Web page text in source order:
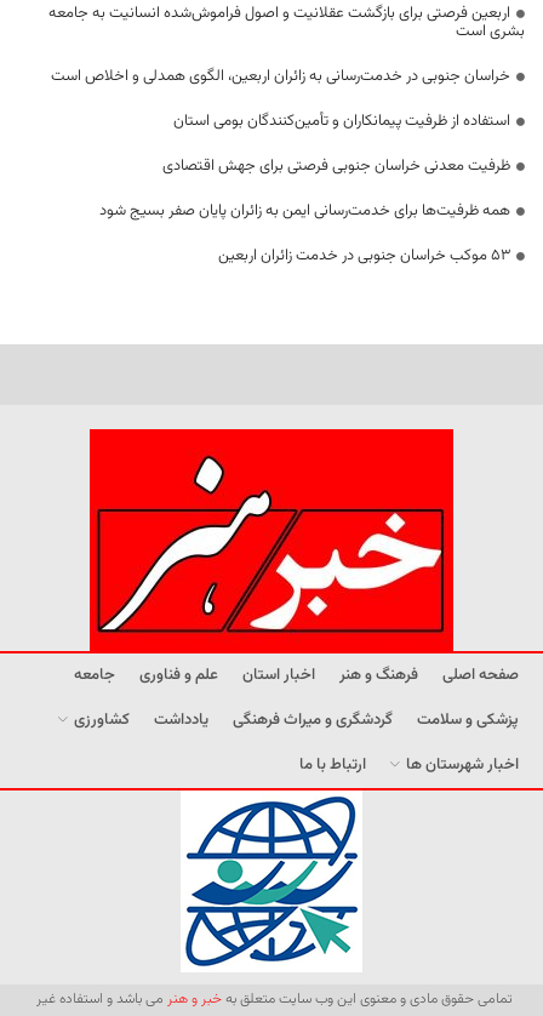
اربعین فرصتی برای بازگشت عقلانیت و اصول فراموش‌شده انسانیت به جامعه
بشری است
خراسان جنوبی در خدمت‌رسانی به زائران اربعین، الگوی همدلی و اخلاص است
استفاده از ظرفیت پیمانکاران و تأمین‌کنندگان بومی استان
ظرفیت معدنی خراسان جنوبی فرصتی برای جهش اقتصادی
همه ظرفیت‌ها برای خدمت‌رسانی ایمن به زائران پایان صفر بسیج شود
53 موکب خراسان جنوبی در خدمت زائران اربعین
صفحه اصلی فرهنگ و هنر اخبار استان علم و فناوری
جامعه
پزشکی و سلامت
گردشگری و میراث فرهنگی یادداشت
کشاورزی
اخبار شهرستان ها
ارتباط با ما
تمامی حقوق مادی و معنوی این وب سایت متعلق بهخبر و هنر می باشد و استفاده غیر